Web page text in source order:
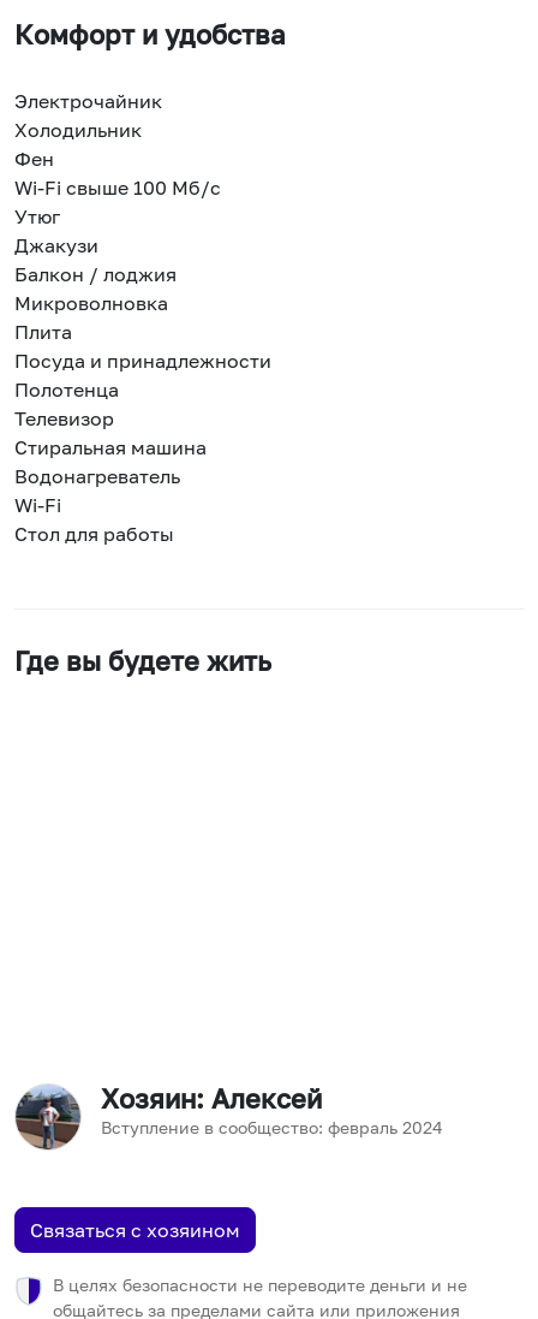
Комфорт и удобства
Электрочайник
Холодильник
Фен
Wi-Fi свыше 100 Мб/с
Утюг
Джакузи
Балкон / лоджия
Микроволновка
Плита
Посуда и принадлежности
Полотенца
Телевизор
Стиральная машина
Водонагреватель
Wi-Fi
Стол для работы
Где вы будете жить
Хозяин: Алексей
Вступление в сообщество: февраль 2024
Связаться с хозяином
В целях безопасности не переводите деньги и не
общайтесь за пределами сайта или приложения